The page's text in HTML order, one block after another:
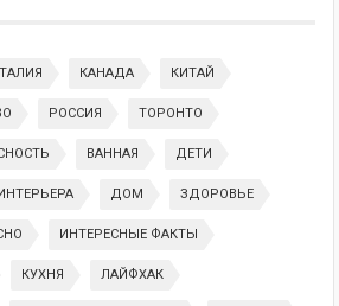
КАНАДА КИТАЙ
РОССИЯ ТОРОНТО
ВАННАЯ ДЕТИ
ДОМ ЗДОРОВЬЕ
ИНТЕРЕСНЫЕ ФАКТЫ
КУХНЯ ЛАЙФХАК